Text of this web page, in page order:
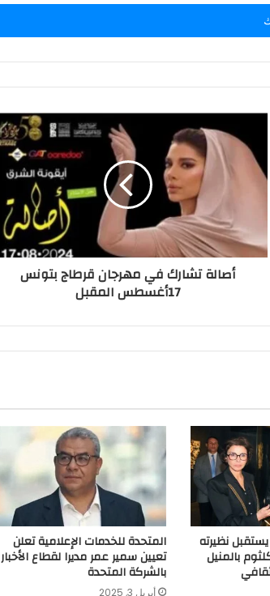
أصالة تشارك في مهرجان قرطاج بتونس
17أغسطس المقبل
نظيرته
بالمنيل
المتحدة للخدمات الإعلامية تعلن
تعيين سمير عمر مديرا لقطاع الأخبار
بالشركة المتحدة
أبريل 3, 2025